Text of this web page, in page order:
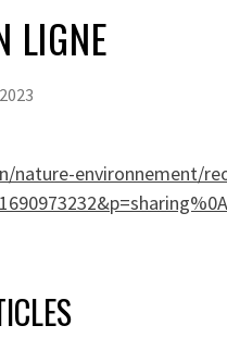
LIGNE
environnement/